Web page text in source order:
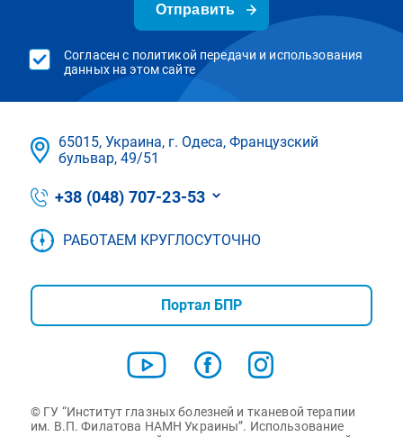
Отправить
Согласен с политикой передачи и использования
данных на этом сайте
65015, Украина, г. Одеса, Французский
бульвар, 49/51
+38 (048) 707-23-53
РАБОТАЕМ КРУГЛОСУТОЧНО
Портал БПР
© ГУ “Институт глазных болезней и тканевой терапии
им. В.П. Филатова НАМН Украины”. Использование